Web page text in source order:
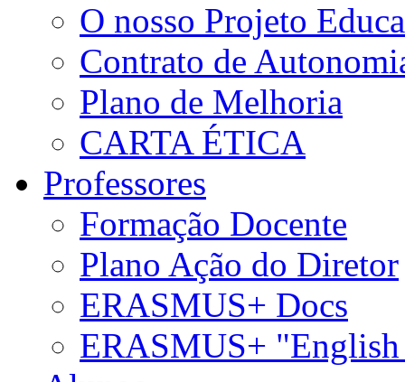
O nosso Projeto
Contrato de
Plano de Melhoria
CARTA ÉTICA
Professores
Formação Docente
Plano Ação do Diretor
ERASMUS+ Docs
ERASMUS+